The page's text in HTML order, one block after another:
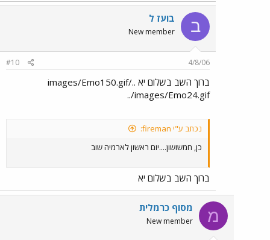
ב בועז ל
New member
4/8/06
#10
ברוך השב בשלום יא ../images/Emo150.gif
../images/Emo24.gif
נכתב ע"י fireman:
כן, חמשושון....יום ראשון לארמיה שוב
ברוך השב בשלום יא
מ מסוף כרמלית
New member